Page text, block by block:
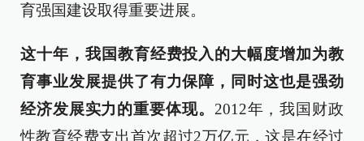
育强国建设取得重要进展。
这十年，我国教育经费投入的大幅度增加为教
育事业发展提供了有力保障，同时这也是强劲
经济发展实力的重要体现。 2012年，我国财政
性教育经费支出首次超过2万亿元，这是在经过